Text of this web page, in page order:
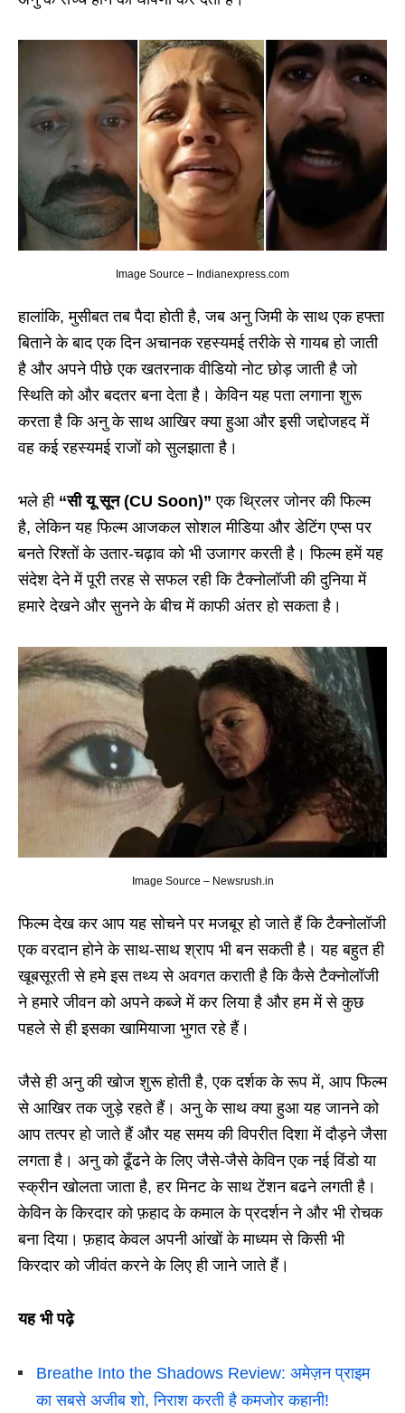
Image Source – Indianexpress.com
हालांकि, मुसीबत तब पैदा होती है, जब अनु जिमी के साथ एक हफ्ता
बिताने के बाद एक दिन अचानक रहस्यमई तरीके से गायब हो जाती
है और अपने पीछे एक खतरनाक वीडियो नोट छोड़ जाती है जो
स्थिति को और बदतर बना देता है। केविन यह पता लगाना शुरू
करता है कि अनु के साथ आखिर क्या हुआ और इसी जद्दोजहद में
वह कई रहस्यमई राजों को सुलझाता है।
भले ही “सी यू सून (CU Soon)” एक थ्रिलर जोनर की फिल्म
है, लेकिन यह फिल्म आजकल सोशल मीडिया और डेटिंग एप्स पर
बनते रिश्तों के उतार-चढ़ाव को भी उजागर करती है। फिल्म हमें यह
संदेश देने में पूरी तरह से सफल रही कि टैक्नोलॉजी की दुनिया में
हमारे देखने और सुनने के बीच में काफी अंतर हो सकता है।
Image Source – Newsrush.in
फिल्म देख कर आप यह सोचने पर मजबूर हो जाते हैं कि टैक्नोलॉजी
एक वरदान होने के साथ-साथ श्राप भी बन सकती है। यह बहुत ही
खूबसूरती से हमे इस तथ्य से अवगत कराती है कि कैसे टैक्नोलॉजी
ने हमारे जीवन को अपने कब्जे में कर लिया है और हम में से कुछ
पहले से ही इसका खामियाजा भुगत रहे हैं।
जैसे ही अनु की खोज शुरू होती है, एक दर्शक के रूप में, आप फिल्म
से आखिर तक जुड़े रहते हैं। अनु के साथ क्या हुआ यह जानने को
आप तत्पर हो जाते हैं और यह समय की विपरीत दिशा में दौड़ने जैसा
लगता है। अनु को ढूँढने के लिए जैसे-जैसे केविन एक नई विंडो या
स्क्रीन खोलता जाता है, हर मिनट के साथ टेंशन बढने लगती है।
केविन के किरदार को फ़हाद के कमाल के प्रदर्शन ने और भी रोचक
बना दिया। फ़हाद केवल अपनी आंखों के माध्यम से किसी भी
किरदार को जीवंत करने के लिए ही जाने जाते हैं।
यह भी पढ़े
Breathe Into the Shadows Review: अमेज़न प्राइम
का सबसे अजीब शो, निराश करती है कमजोर कहानी!